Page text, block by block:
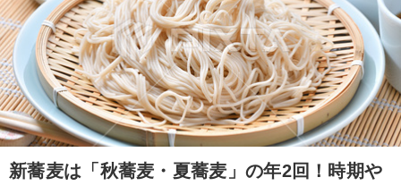
新蕎麦は「秋蕎麦・夏蕎麦」の年2回！時期や